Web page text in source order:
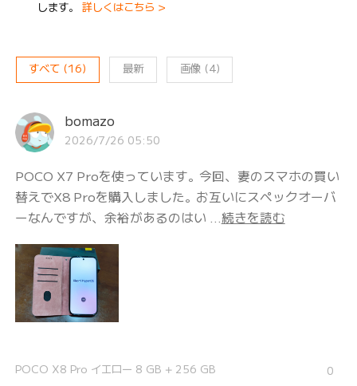
します。
詳しくはこちら >
すべて (16) 最新 画像 ( 4)
bomazo
2026/7/26 05:50
POCO X7 Proを使っています。今回、妻のスマホの買い
替えでX8 Proを購入しました。お互いにスペックオーバ
ーなんですが、余裕があるのはい ... 続きを読む
POCO X8 Pro イエロー 8 GB + 256 GB 0